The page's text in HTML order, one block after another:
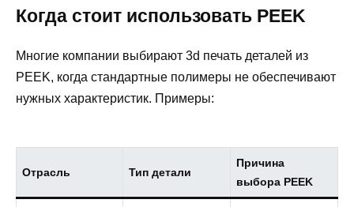
Когда стоит использовать PEEK
Многие компании выбирают 3d печать деталей из
PEEK, когда стандартные полимеры не обеспечивают
нужных характеристик. Примеры:
Отрасль Тип детали
Причина
выбора PEEK